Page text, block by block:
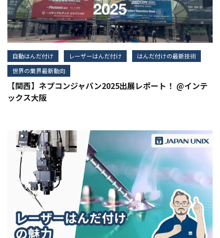
自動はんだ付け レーザーはんだ付け
はんだ付けの最新技術
世界の業界最新動向
【関西】ネプコンジャパン2025出展レポート！ @インテ
ックス大阪